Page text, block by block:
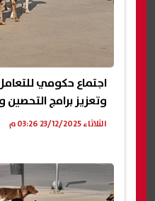
اجتماع حكومي
وتعزيز برامج التحصين
الثلاثاء 23/12/2025 03:26 م